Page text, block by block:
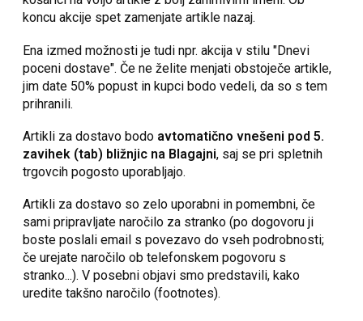
koncu akcije spet zamenjate artikle nazaj.
Ena izmed možnosti je tudi npr. akcija v stilu "Dnevi
poceni dostave". Če ne želite menjati obstoječe artikle,
jim date 50% popust in kupci bodo vedeli, da so s tem
prihranili.
Artikli za dostavo bodo avtomatično vnešeni pod 5.
zavihek (tab) bližnjic na Blagajni, saj se pri spletnih
trgovcih pogosto uporabljajo.
Artikli za dostavo so zelo uporabni in pomembni, če
sami pripravljate naročilo za stranko (po dogovoru ji
boste poslali email s povezavo do vseh podrobnosti;
če urejate naročilo ob telefonskem pogovoru s
stranko...). V posebni objavi smo predstavili, kako
uredite takšno naročilo (footnotes).